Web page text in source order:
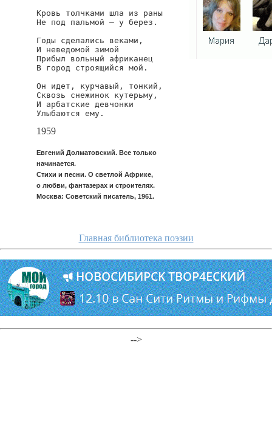
Кровь толчками шла из раны
Не под пальмой — у берез.
Годы сделались веками,
И неведомой зимой
Прибыл вольный африканец
В город строящийся мой.
Он идет, курчавый, тонкий,
Сквозь снежинок кутерьму,
И арбатские девчонки
Улыбаются ему.
1959
Евгений Долматовский. Все только
начинается.
Стихи и песни. О светлой Африке,
о любви, фантазерах и строителях.
Москва: Советский писатель, 1961.
Главная библиотека поэзии
-->